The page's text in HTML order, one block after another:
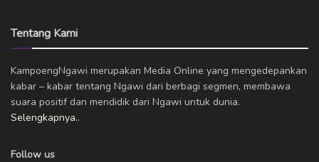
Tentang Kami
KampoengNgawi merupakan Media Online yang mengedepankan
kabar – kabar tentang Ngawi dari berbagi segmen, membawa
suara positif dan mendidik dari Ngawi untuk dunia.
Selengkapnya..
Follow us